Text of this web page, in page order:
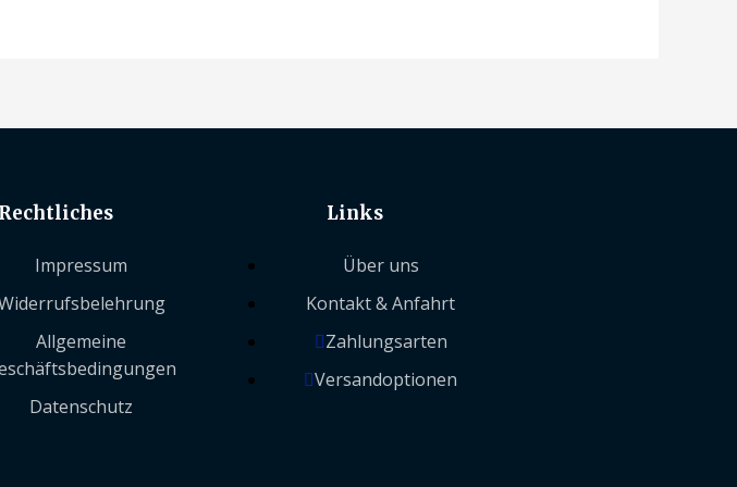
Rechtliches
Impressum
Allgemeine
Datenschutz
Links
Über uns
Kontakt & Anfahrt
Zahlungsarten
Versandoptionen